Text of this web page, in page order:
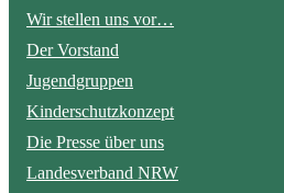
Wir stellen uns vor…
Der Vorstand
Jugendgruppen
Kinderschutzkonzept
Die Presse über uns
Landesverband NRW